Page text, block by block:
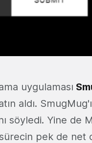
uygulaması
aldı.
söyledi. Yine de
pek de net